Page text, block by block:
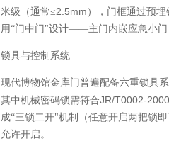
米级（通常≤2.5mm ），门框通过预
用“门中门"设计——主门内嵌应急小门
锁具与控制系统
现代博物馆金库门普遍配备六重锁具
其中机械密码锁需符合JR/T0002-2000
成“三锁二开"机制（任意开启两把锁
允许开启。